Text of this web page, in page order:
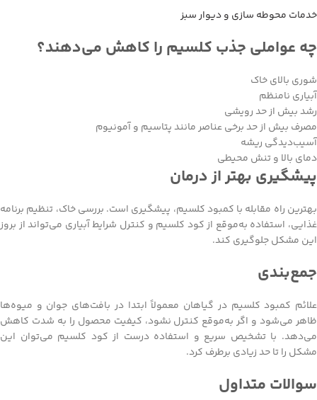
خدمات محوطه سازی و دیوار سبز
چه عواملی جذب کلسیم را کاهش می‌دهند؟
شوری بالای خاک
آبیاری نامنظم
رشد بیش از حد رویشی
مصرف بیش از حد برخی عناصر مانند پتاسیم و آمونیوم
آسیب‌دیدگی ریشه
دمای بالا و تنش محیطی
پیشگیری بهتر از درمان
بهترین راه مقابله با کمبود کلسیم، پیشگیری است. بررسی خاک، تنظیم برنامه
غذایی، استفاده به‌موقع از کود کلسیم و کنترل شرایط آبیاری می‌تواند از بروز
این مشکل جلوگیری کند.
جمع‌بندی
علائم کمبود کلسیم در گیاهان معمولاً ابتدا در بافت‌های جوان و میوه‌ها
ظاهر می‌شود و اگر به‌موقع کنترل نشود، کیفیت محصول را به شدت کاهش
می‌دهد. با تشخیص سریع و استفاده درست از کود کلسیم می‌توان این
مشکل را تا حد زیادی برطرف کرد.
سوالات متداول